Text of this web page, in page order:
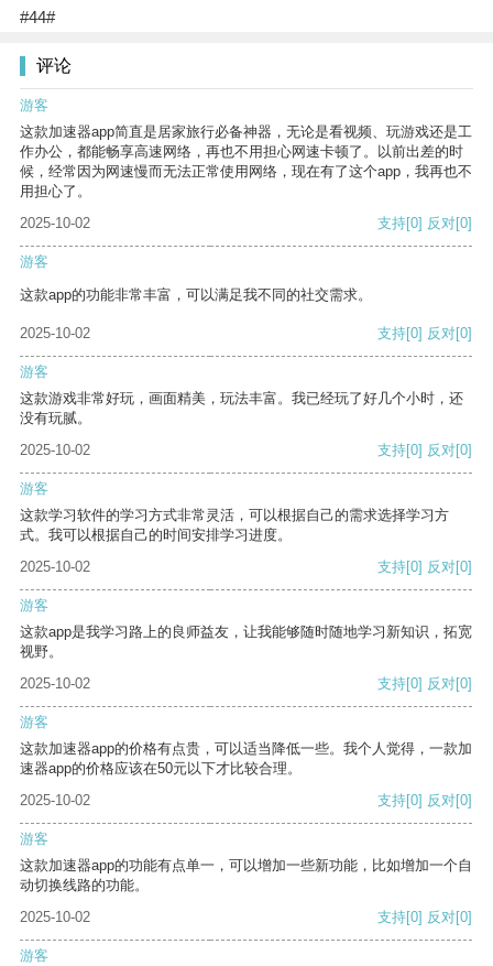
#44#
评论
游客
这款加速器app简直是居家旅行必备神器，无论是看视频、玩游戏还是工
作办公，都能畅享高速网络，再也不用担心网速卡顿了。以前出差的时
候，经常因为网速慢而无法正常使用网络，现在有了这个app，我再也不
用担心了。
2025-10-02
支持[0] 反对[0]
游客
这款app的功能非常丰富，可以满足我不同的社交需求。
2025-10-02 支持[0] 反对[0]
游客
这款游戏非常好玩，画面精美，玩法丰富。我已经玩了好几个小时，还
没有玩腻。
2025-10-02
支持[0] 反对[0]
游客
这款学习软件的学习方式非常灵活，可以根据自己的需求选择学习方
式。我可以根据自己的时间安排学习进度。
2025-10-02
支持[0] 反对[0]
游客
这款app是我学习路上的良师益友，让我能够随时随地学习新知识，拓宽
视野。
2025-10-02
支持[0] 反对[0]
游客
这款加速器app的价格有点贵，可以适当降低一些。我个人觉得，一款加
速器app的价格应该在50元以下才比较合理。
2025-10-02
支持[0] 反对[0]
游客
这款加速器app的功能有点单一，可以增加一些新功能，比如增加一个自
动切换线路的功能。
2025-10-02
支持[0] 反对[0]
游客